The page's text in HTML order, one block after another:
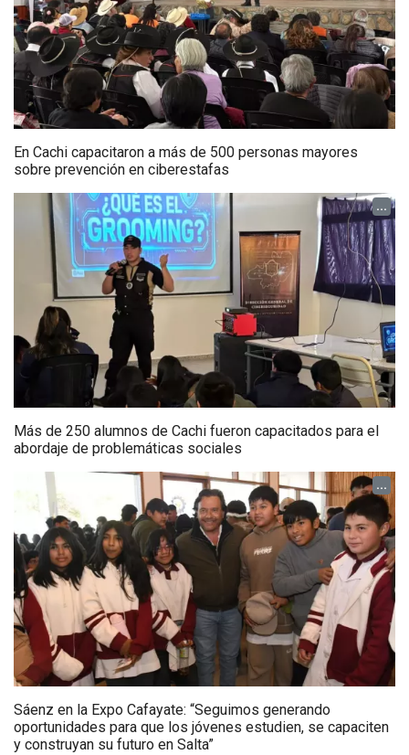
En Cachi capacitaron a más de 500 personas mayores
sobre prevención en ciberestafas
...
Más de 250 alumnos de Cachi fueron capacitados para el
abordaje de problemáticas sociales
...
Sáenz en la Expo Cafayate: “Seguimos generando
oportunidades para que los jóvenes estudien, se capaciten
y construyan su futuro en Salta”